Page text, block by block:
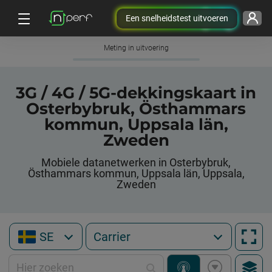
Een snelheidstest uitvoeren
Meting in uitvoering
3G / 4G / 5G-dekkingskaart in
Osterbybruk, Östhammars
kommun, Uppsala län,
Zweden
Mobiele datanetwerken in Osterbybruk,
Östhammars kommun, Uppsala län, Uppsala,
Zweden
SE